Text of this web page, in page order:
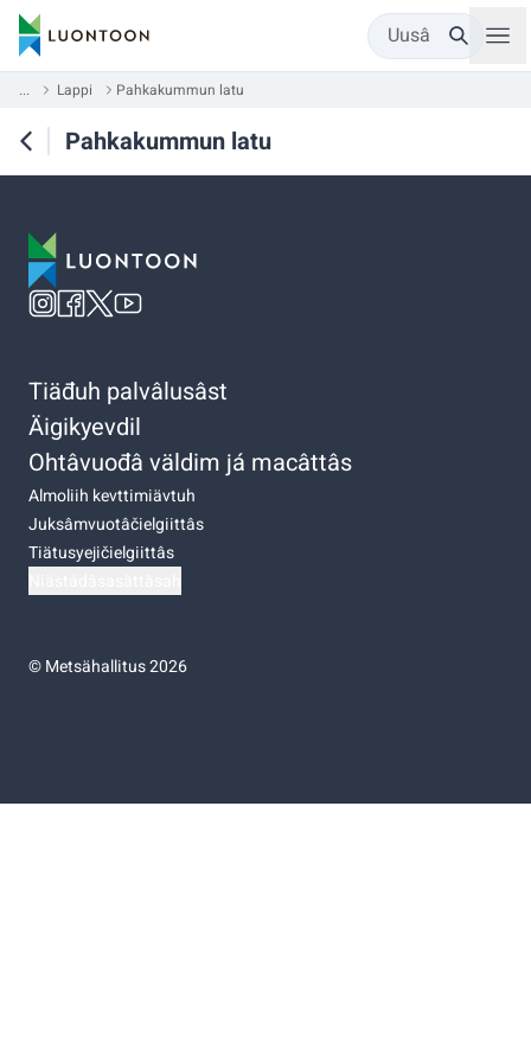
Uusâ
... Lappi Pahkakummun latu
Pahkakummun latu
Tiäđuh palvâlusâst
Äigikyevdil
Ohtâvuođâ väldim já macâttâs
Almoliih kevttimiävtuh
Juksâmvuotâčielgiittâs
Tiätusyejičielgiittâs
©Metsähallitus 2026